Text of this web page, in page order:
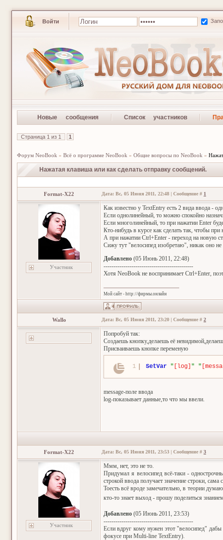
Войти
Новые сообщения Список участников
Страница 1 из 1 1
Форум NeoBook » Всё о программе NeoBook » Общие вопросы по NeoBook »
Нажатая клавиша или как сделать отправку сообщений.
Format-X22 Дата: Вс, 05 Июня 2011, 22:48 | Сообщение # 1
Участник
Как известно у TextEntry есть 2 вида ввода -
Если однолинейный, то можно спокойно
Если многолинейный, то при нажатии Enter
Кто-нибудь в курсе как сделать так, чтобы
А при нажатии Ctrl+Enter - переход на новую
Сижу тут "велосипед изобретаю", никак оно не
Добавлено (05 Июнь 2011, 22:48)
---------------------------------------------
Хотя NeoBook не воспринимает Ctrl+Enter,
Мой сайт - http://фирмы.онлайн
Wallo Дата: Вс, 05 Июня 2011, 23:20 | Сообщение # 2
Попробуй так:
Создаешь кнопку,делаешь её
Присваиваешь кнопке переменую
1 SetVar " [log] " "
message-поле ввода
log-показывает данные,то что мы ввели.
Format-X22 Дата: Вс, 05 Июня 2011, 23:53 | Сообщение # 3
Участник
Ммм, нет, это не то.
Придумал я велосипед всё-таки -
строкой ввода получает значение строки, сама
Тоесть всё вроде замечательно, в теории
кто-то знает выход - прошу поделиться
Добавлено (05 Июнь 2011, 23:53)
---------------------------------------------
Если вдруг кому нужен этот "велосипед"
фокусе при Multi-line TextEntry).